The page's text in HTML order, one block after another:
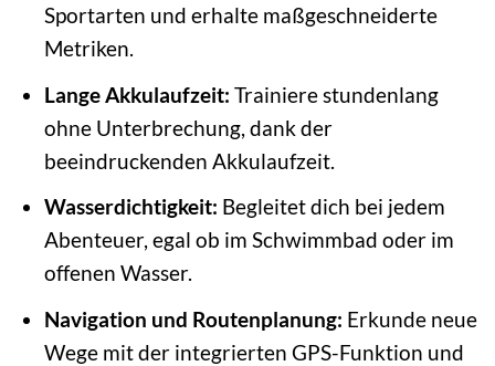
Sportarten und erhalte maßgeschneiderte
Metriken.
Lange Akkulaufzeit: Trainiere stundenlang
ohne Unterbrechung, dank der
beeindruckenden Akkulaufzeit.
Wasserdichtigkeit: Begleitet dich bei jedem
Abenteuer, egal ob im Schwimmbad oder im
offenen Wasser.
Navigation und Routenplanung: Erkunde neue
Wege mit der integrierten GPS-Funktion und